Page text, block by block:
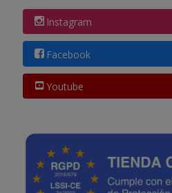
Instagram
Facebook
Youtube